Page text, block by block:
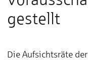
gestellt
Die Aufsichtsräte